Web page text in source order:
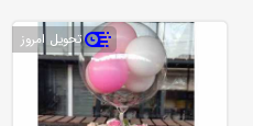
تحویل امروز